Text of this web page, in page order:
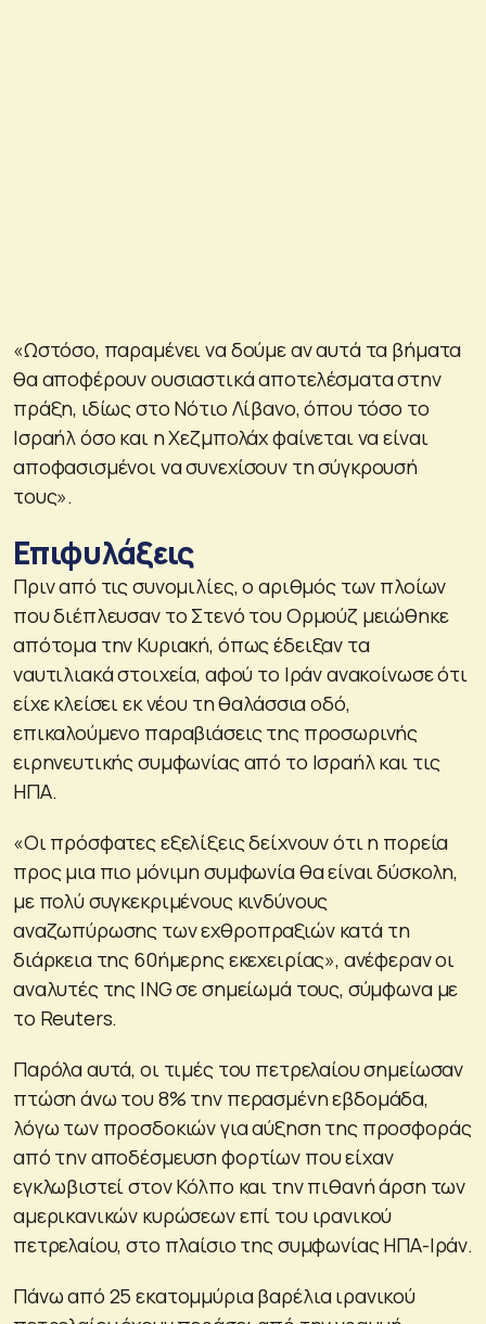
«Ωστόσο, παραμένει να δούμε αν αυτά τα βήματα
θα αποφέρουν ουσιαστικά αποτελέσματα στην
πράξη, ιδίως στο Νότιο Λίβανο, όπου τόσο το
Ισραήλ όσο και η Χεζμπολάχ φαίνεται να είναι
αποφασισμένοι να συνεχίσουν τη σύγκρουσή
τους».
Επιφυλάξεις
Πριν από τις συνομιλίες, ο αριθμός των πλοίων
που διέπλευσαν το Στενό του Ορμούζ μειώθηκε
απότομα την Κυριακή, όπως έδειξαν τα
ναυτιλιακά στοιχεία, αφού το Ιράν ανακοίνωσε ότι
είχε κλείσει εκ νέου τη θαλάσσια οδό,
επικαλούμενο παραβιάσεις της προσωρινής
ειρηνευτικής συμφωνίας από το Ισραήλ και τις
ΗΠΑ.
«Οι πρόσφατες εξελίξεις δείχνουν ότι η πορεία
προς μια πιο μόνιμη συμφωνία θα είναι δύσκολη,
με πολύ συγκεκριμένους κινδύνους
αναζωπύρωσης των εχθροπραξιών κατά τη
διάρκεια της 60ήμερης εκεχειρίας», ανέφεραν οι
αναλυτές της ING σε σημείωμά τους, σύμφωνα με
το Reuters.
Παρόλα αυτά, οι τιμές του πετρελαίου σημείωσαν
πτώση άνω του 8% την περασμένη εβδομάδα,
λόγω των προσδοκιών για αύξηση της προσφοράς
από την αποδέσμευση φορτίων που είχαν
εγκλωβιστεί στον Κόλπο και την πιθανή άρση των
αμερικανικών κυρώσεων επί του ιρανικού
πετρελαίου, στο πλαίσιο της συμφωνίας ΗΠΑ-Ιράν.
Πάνω από 25 εκατομμύρια βαρέλια ιρανικού